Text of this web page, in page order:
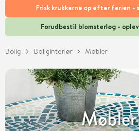
Frisk krukkerne op efter ferien -
Forudbestil blomsterløg -
Bolig Boliginteriør Møbler
Møbler